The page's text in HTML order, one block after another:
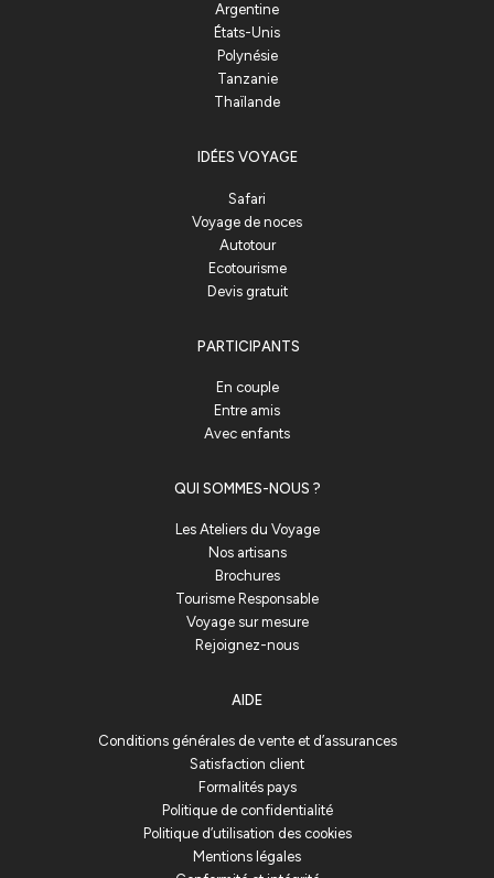
Argentine
États-Unis
Polynésie
Tanzanie
Thaïlande
IDÉES VOYAGE
Safari
Voyage de noces
Autotour
Ecotourisme
Devis gratuit
PARTICIPANTS
En couple
Entre amis
Avec enfants
QUI SOMMES-NOUS ?
Les Ateliers du Voyage
Nos artisans
Brochures
Tourisme Responsable
Voyage sur mesure
Rejoignez-nous
AIDE
Conditions générales de vente et d’assurances
Satisfaction client
Formalités pays
Politique de confidentialité
Politique d’utilisation des cookies
Mentions légales